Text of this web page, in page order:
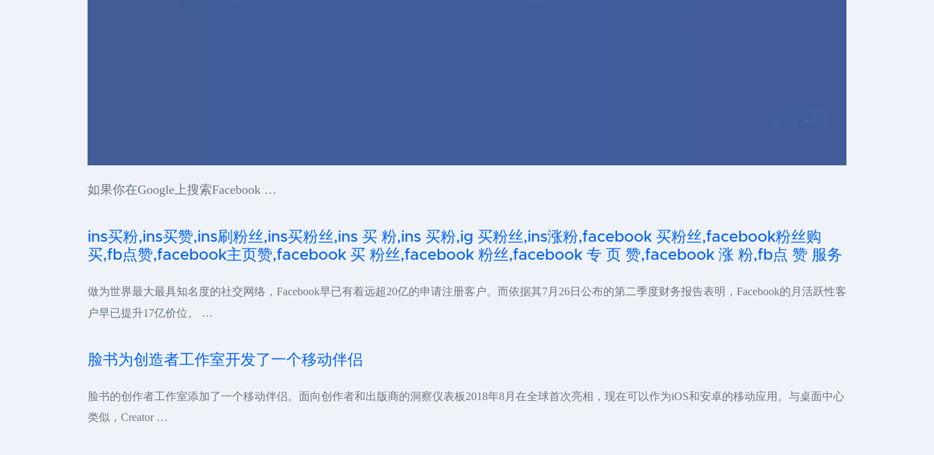
如果你在Google上搜索Facebook …
ins买粉,ins买赞,ins刷粉丝,ins买粉丝,ins 买 粉,ins 买粉,ig 买粉丝,ins涨粉,facebook 买粉丝,facebook粉丝购
买,fb点赞,facebook主页赞,facebook 买 粉丝,facebook 粉丝,facebook 专 页 赞,facebook 涨 粉,fb点 赞 服务
做为世界最大最具知名度的社交网络，Facebook早已有着远超20亿的申请注册客户。而依据其7月26日公布的第二季度财务报告表明，Facebook的月活跃性客
户早已提升17亿价位。 …
脸书为创造者工作室开发了一个移动伴侣
脸书的创作者工作室添加了一个移动伴侣。面向创作者和出版商的洞察仪表板2018年8月在全球首次亮相，现在可以作为iOS和安卓的移动应用。与桌面中心
类似，Creator …